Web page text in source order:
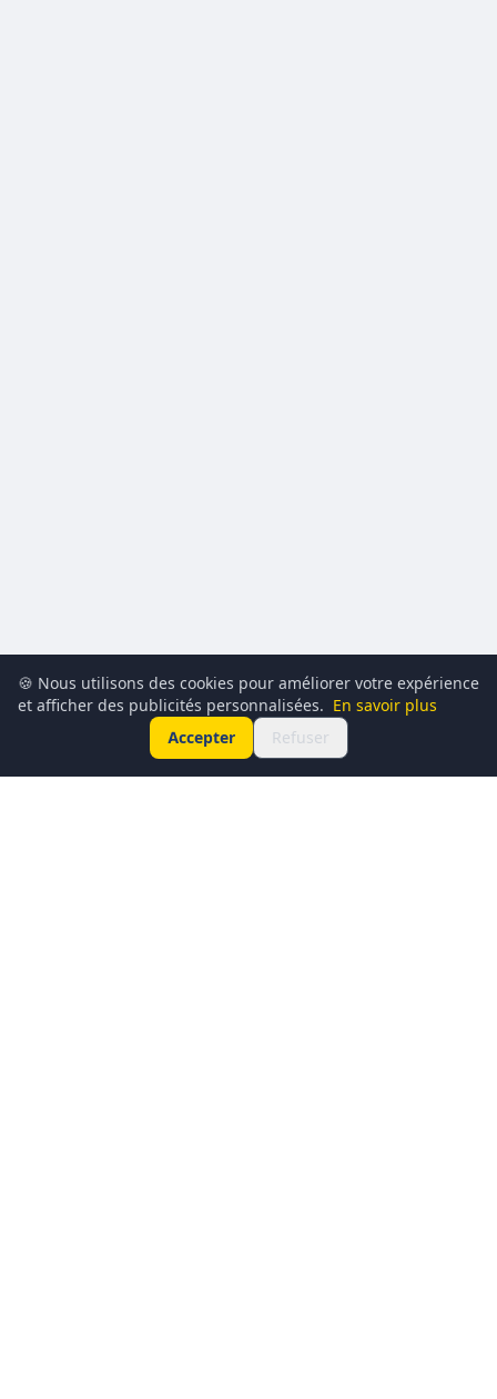
🍪 Nous utilisons des cookies pour améliorer votre expérience
et afficher des publicités personnalisées. En savoir plus
Accepter
Refuser